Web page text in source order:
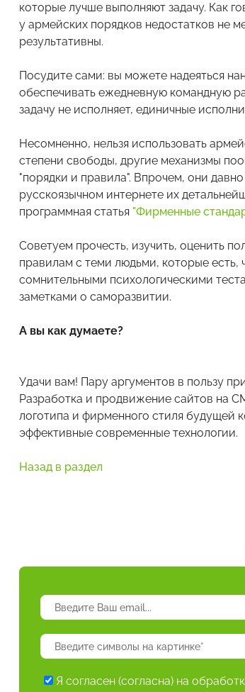
которые лучше выполняют задачу. Как
у армейских порядков недостатков не
результативны.
Посудите сами: вы можете надеяться
обеспечивать ежедневную командную
задачу не исполняет, единичные
Несомненно, нельзя использовать
степени свободы, другие механизмы
"порядки и правила". Впрочем, они
русскоязычном интернете их
программная статья "Фирменные
Советуем прочесть, изучить, оценить
правилам с теми людьми, которые есть,
сомнительными психологическими
заметками о саморазвитии.
А вы как думаете?
Удачи вам! Пару аргументов в пользу
Разработка и продвижение сайтов на
логотипа и фирменного стиля будущей
эффективные современные технологии.
Назад в раздел
Я согласен (согласна) на